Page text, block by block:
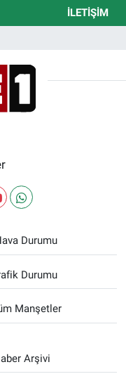
İLETIŞIM
Durumu
Durumu
Manşetler
Arşivi